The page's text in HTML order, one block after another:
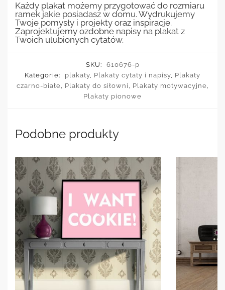
Każdy plakat możemy przygotować do rozmiaru
ramek jakie posiadasz w domu. Wydrukujemy
Twoje pomysły i projekty oraz inspiracje.
Zaprojektujemy ozdobne napisy na plakat z
Twoich ulubionych cytatów.
SKU:
610676-p
Kategorie:
plakaty Plakaty cytaty i napisy Plakaty
czarno-białe
Plakaty do siłowni Plakaty motywacyjne
Plakaty pionowe
Podobne produkty